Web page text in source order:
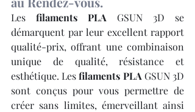
Les filaments PLA GSUN 3D se
démarquent par leur excellent rapport
qualité-prix, offrant une combinaison
unique de qualité, résistance et
esthétique. Les filaments PLA GSUN 3D
sont conçus pour vous permettre de
créer sans limites, émerveillant ainsi